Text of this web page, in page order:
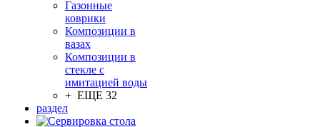
Газонные
коврики
Композиции в
вазах
Композиции в
стекле с
имитацией воды
+ ЕЩЕ 32
раздел